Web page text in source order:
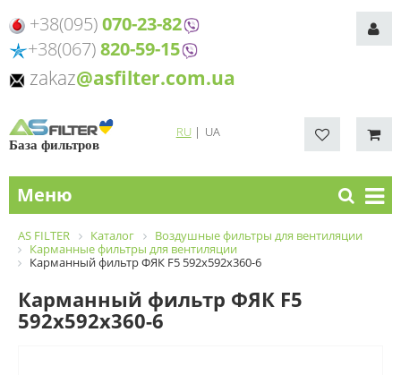
+38(095)070-23-82
+38(067)820-59-15
zakaz@asfilter.com.ua
База фильтров
RU| UA
Меню
AS FILTER Каталог
Воздушные фильтры для вентиляции
Карманные фильтры для вентиляции
Карманный фильтр ФЯК F5 592х592х360-6
Карманный фильтр ФЯК F5
592х592х360-6